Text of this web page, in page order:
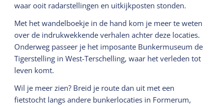
waar ooit radarstellingen en uitkijkposten stonden.
Met het wandelboekje in de hand kom je meer te weten
over de indrukwekkende verhalen achter deze locaties.
Onderweg passeer je het imposante Bunkermuseum de
Tigerstelling in West-Terschelling, waar het verleden tot
leven komt.
Wil je meer zien? Breid je route dan uit met een
fietstocht langs andere bunkerlocaties in Formerum,